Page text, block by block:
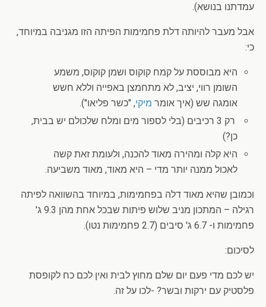
עמדתנו בנושא).
אבל מעבר להיותה דלת פחמימות הפיתה הזו מגניבה במיוחד,
כי:
היא מבוססת על קמח קוקוס ושמן קוקוס, משמע
השומן רווי, יציב, לא מתחמצן באפייה וללא חשש
אומגה שש (איך אומר מיקי, "כשר פליאו").
רק 3 רכיבים (בלי לספור מים ומלח שלכולם יש בבית,
כן?)
היא קלה ומהירה מאוד להכנה, ולעומת זאת קשה
לאכול ממנה יותר מדי – היא מאוד, מאוד משביעה.
וכמובן שהיא מאוד דלה בפחמימות, במיוחד בהשוואה לפיתה
רגילה – המתכון מניב שלוש פיתות שבכל אחת מהן 9.3 ג'
פחמימות ו- 6.7 ג' סיבים (2.7 פחמימות נטו).
לסיכום:
יש לכם מדי פעם יום שלם מחוץ לבית ואין לכם כח לקופסת
פלסטיק עם ירקות ובשר? -לכו על זה.